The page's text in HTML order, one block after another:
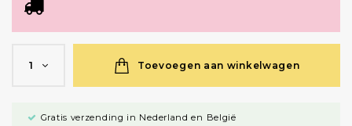
1 Toevoegen aan winkelwagen
Gratis verzending in Nederland en België